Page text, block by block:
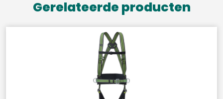
Gerelateerde producten